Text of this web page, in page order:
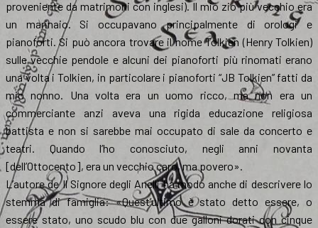
proveniente da matrimoni con inglesi). Il mio zio più vecchio era
un marinaio. Si occupavano principalmente di orologi e
pianoforti. Si può ancora trovare il nome Tolkien (Henry Tolkien)
sulle vecchie pendole e alcuni dei pianoforti più rinomati erano
una volta i Tolkien, in particolare i pianoforti “JB Tolkien” fatti da
mio nonno. Una volta era un uomo ricco, ma non era un
commerciante anzi aveva una rigida educazione religiosa
battista e non si sarebbe mai occupato di sale da concerto e
teatri. Quando l’ho conosciuto, negli anni novanta
[dell’Ottocento], era un vecchio caro, ma povero».
L’autore de Il Signore degli Anelli ha modo anche di descrivere lo
stemma di famiglia: «Quest’ultimo è stato detto essere, o
essere stato, uno scudo blu con due galloni dorati con cinque